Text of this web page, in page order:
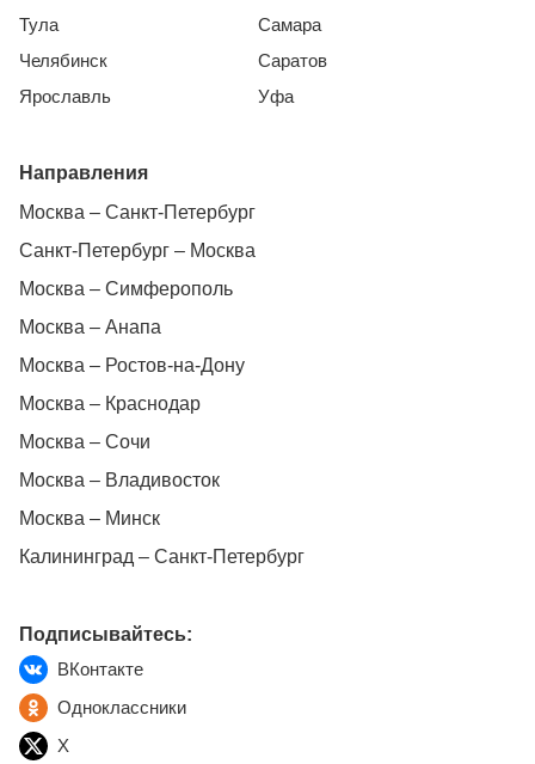
Тула
Челябинск
Ярославль
Самара
Саратов
Уфа
Направления
Москва – Санкт-Петербург
Санкт-Петербург – Москва
Москва – Симферополь
Москва – Анапа
Москва – Ростов-на-Дону
Москва – Краснодар
Москва – Сочи
Москва – Владивосток
Москва – Минск
Калининград – Санкт-Петербург
Подписывайтесь:
ВКонтакте
Одноклассники
X